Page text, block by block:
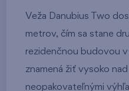
Veža Danubius Two
metrov, čím sa stane
rezidenčnou budovou
znamená žiť vysoko
neopakovateľnými